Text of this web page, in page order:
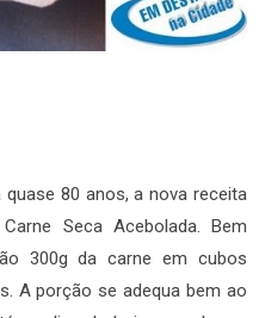
80 anos, a nova receita
Seca Acebolada. Bem
300g da carne em cubos
A porção se adequa bem ao